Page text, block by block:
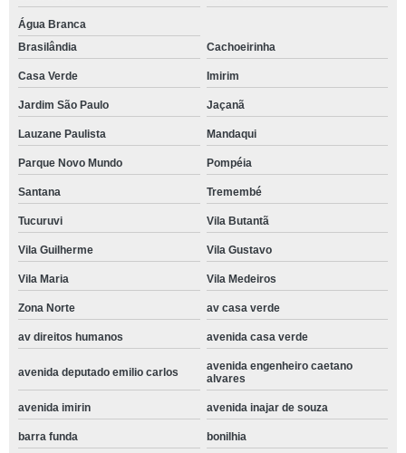
Água Branca
Brasilândia
Cachoeirinha
Casa Verde Imirim
Jardim São Paulo Jaçanã
Lauzane Paulista Mandaqui
Parque Novo Mundo Pompéia
Santana Tremembé
Tucuruvi Vila Butantã
Vila Guilherme Vila Gustavo
Vila Maria Vila Medeiros
Zona Norte av casa verde
av direitos humanos avenida casa verde
avenida deputado emilio carlos
avenida engenheiro caetano
alvares
avenida imirin avenida inajar de souza
barra funda bonilhia